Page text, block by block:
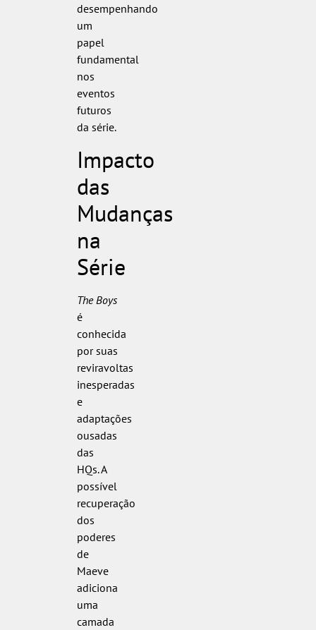
desempenhando
um
papel
fundamental
nos
eventos
futuros
da série.
Impacto
das
Mudanças
na
Série
The Boys
é
conhecida
por suas
reviravoltas
inesperadas
e
adaptações
ousadas
das
HQs. A
possível
recuperação
dos
poderes
de
Maeve
adiciona
uma
camada